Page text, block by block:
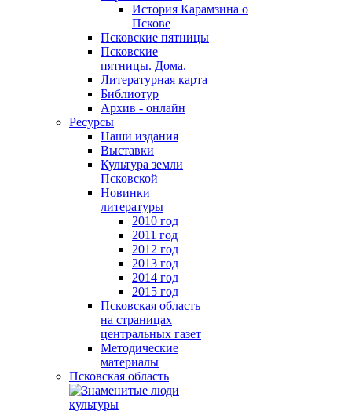
История Карамзина о
Пскове
Псковские пятницы
Псковские
пятницы. Дома.
Литературная карта
Библиотур
Архив - онлайн
Ресурсы
Наши издания
Выставки
Культура земли
Псковской
Новинки
литературы
2010 год
2011 год
2012 год
2013 год
2014 год
2015 год
Псковская область
на страницах
центральных газет
Методические
материалы
Псковская область